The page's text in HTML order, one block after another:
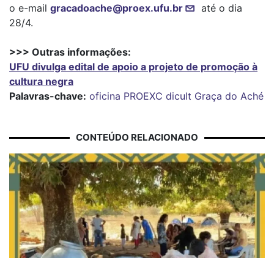
o e-mail gracadoache@proex.ufu.br
até o dia
28/4.
>>> Outras informações:
UFU divulga edital de apoio a projeto de promoção à
cultura negra
Palavras-chave: oficina PROEXC dicult Graça do Aché
CONTEÚDO RELACIONADO